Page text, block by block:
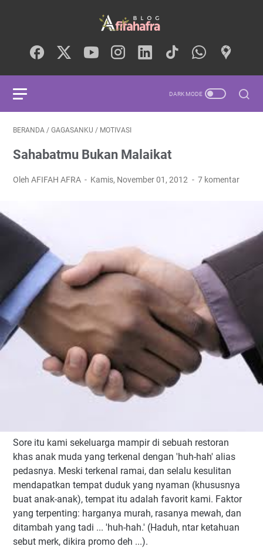
BERANDA / GAGASANKU / MOTIVASI
Sahabatmu Bukan Malaikat
Oleh AFIFAH AFRA Kamis, November 01, 2012 7 komentar
Sore itu kami sekeluarga mampir di sebuah restoran
khas anak muda yang terkenal dengan 'huh-hah' alias
pedasnya. Meski terkenal ramai, dan selalu kesulitan
mendapatkan tempat duduk yang nyaman (khususnya
buat anak-anak), tempat itu adalah favorit kami. Faktor
yang terpenting: harganya murah, rasanya mewah, dan
ditambah yang tadi ... 'huh-hah.' (Haduh, ntar ketahuan
sebut merk, dikira promo deh ...).